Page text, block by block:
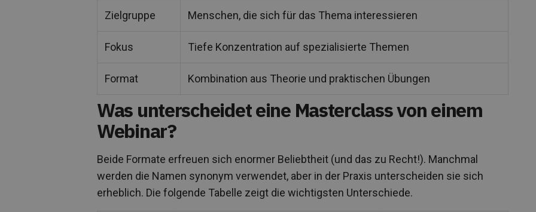
Zielgruppe Menschen, die sich für das Thema interessieren
Fokus Tiefe Konzentration auf spezialisierte Themen
Format Kombination aus Theorie und praktischen Übungen
Was unterscheidet eine Masterclass von einem
Webinar?
Beide Formate erfreuen sich enormer Beliebtheit (und das zu Recht!). Manchmal
werden die Namen synonym verwendet, aber in der Praxis unterscheiden sie sich
erheblich. Die folgende Tabelle zeigt die wichtigsten Unterschiede.